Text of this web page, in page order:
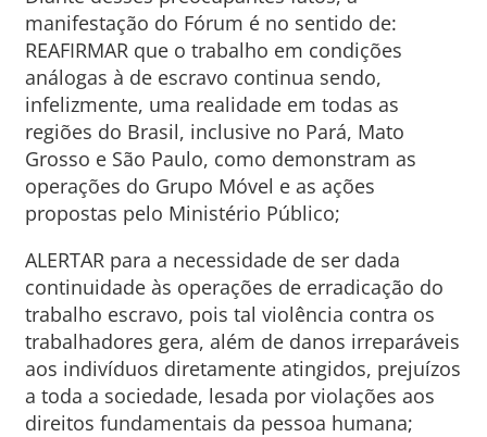
manifestação do Fórum é no sentido de:
REAFIRMAR que o trabalho em condições
análogas à de escravo continua sendo,
infelizmente, uma realidade em todas as
regiões do Brasil, inclusive no Pará, Mato
Grosso e São Paulo, como demonstram as
operações do Grupo Móvel e as ações
propostas pelo Ministério Público;
ALERTAR para a necessidade de ser dada
continuidade às operações de erradicação do
trabalho escravo, pois tal violência contra os
trabalhadores gera, além de danos irreparáveis
aos indivíduos diretamente atingidos, prejuízos
a toda a sociedade, lesada por violações aos
direitos fundamentais da pessoa humana;